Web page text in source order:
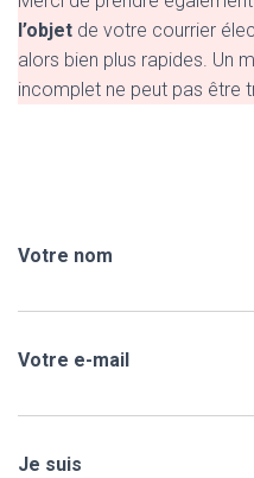
l’objet de votre courrier
alors bien plus rapides. Un
incomplet ne peut pas être
Votre nom
Votre e-mail
Je suis